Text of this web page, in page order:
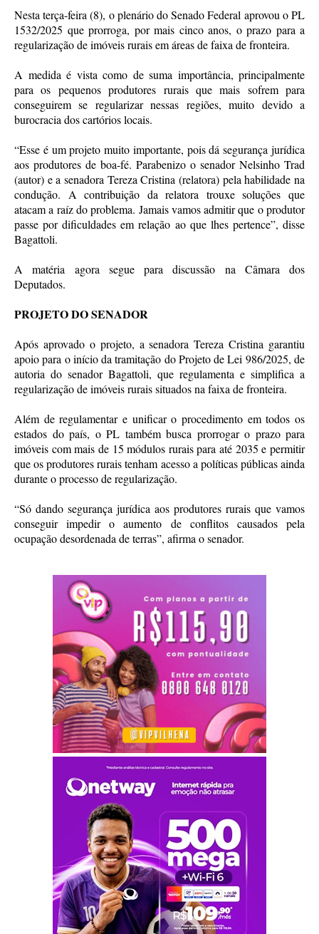
Nesta terça-feira (8), o plenário do Senado Federal aprovou o PL
1532/2025 que prorroga, por mais cinco anos, o prazo para a
regularização de imóveis rurais em áreas de faixa de fronteira.
A medida é vista como de suma importância, principalmente
para os pequenos produtores rurais que mais sofrem para
conseguirem se regularizar nessas regiões, muito devido a
burocracia dos cartórios locais.
“Esse é um projeto muito importante, pois dá segurança jurídica
aos produtores de boa-fé. Parabenizo o senador Nelsinho Trad
(autor) e a senadora Tereza Cristina (relatora) pela habilidade na
condução. A contribuição da relatora trouxe soluções que
atacam a raíz do problema. Jamais vamos admitir que o produtor
passe por dificuldades em relação ao que lhes pertence”, disse
Bagattoli.
A matéria agora segue para discussão na Câmara dos
Deputados.
PROJETO DO SENADOR
Após aprovado o projeto, a senadora Tereza Cristina garantiu
apoio para o início da tramitação do Projeto de Lei 986/2025, de
autoria do senador Bagattoli, que regulamenta e simplifica a
regularização de imóveis rurais situados na faixa de fronteira.
Além de regulamentar e unificar o procedimento em todos os
estados do país, o PL também busca prorrogar o prazo para
imóveis com mais de 15 módulos rurais para até 2035 e permitir
que os produtores rurais tenham acesso a políticas públicas ainda
durante o processo de regularização.
“Só dando segurança jurídica aos produtores rurais que vamos
conseguir impedir o aumento de conflitos causados pela
ocupação desordenada de terras”, afirma o senador.